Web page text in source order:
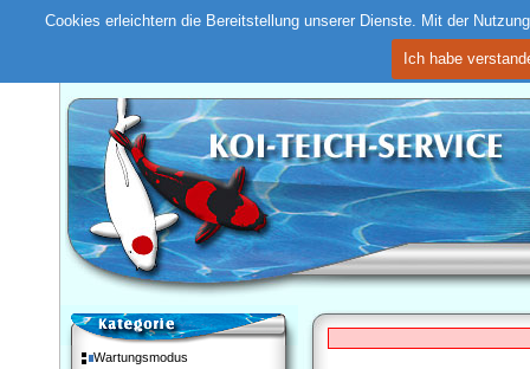
Cookies erleichtern die Bereitstellung unserer Dienste. Mit der
Ich habe
Wartungsmodus